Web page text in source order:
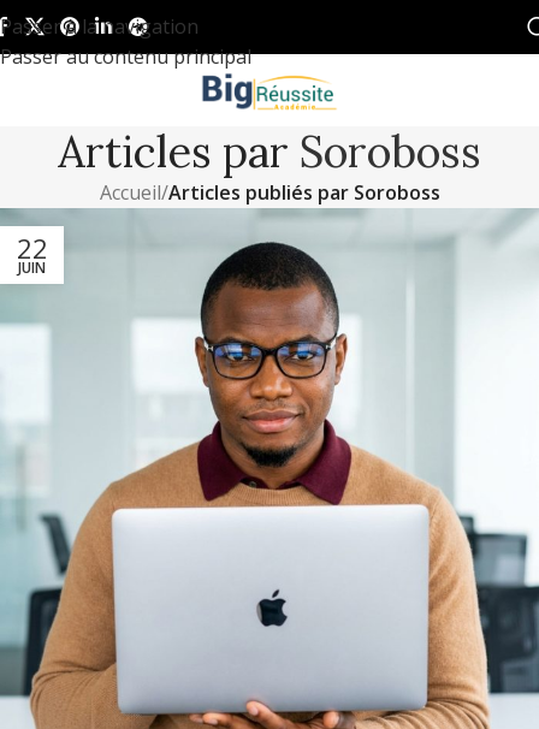
Passer à la navigation
Passer au contenu principal
Articles par Soroboss
Accueil/Articles publiés par Soroboss
22
JUIN